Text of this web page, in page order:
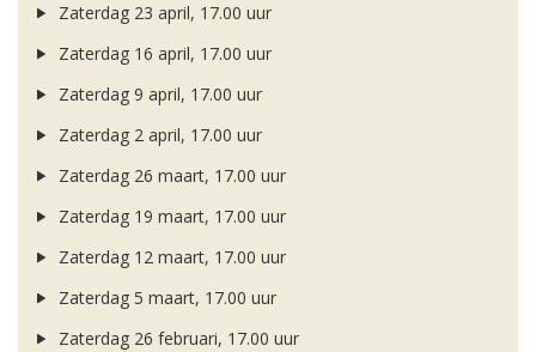
Zaterdag 23 april, 17.00 uur
Zaterdag 16 april, 17.00 uur
Zaterdag 9 april, 17.00 uur
Zaterdag 2 april, 17.00 uur
Zaterdag 26 maart, 17.00 uur
Zaterdag 19 maart, 17.00 uur
Zaterdag 12 maart, 17.00 uur
Zaterdag 5 maart, 17.00 uur
Zaterdag 26 februari, 17.00 uur